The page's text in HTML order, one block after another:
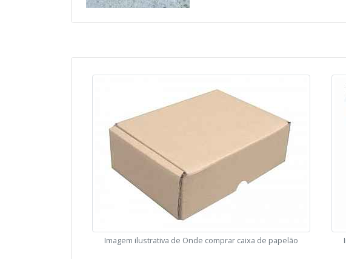
Imagem ilustrativa de Onde comprar caixa de papelão